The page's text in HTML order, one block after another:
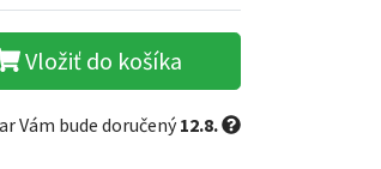
Vložiť do košíka
Vám bude doručený12.8.